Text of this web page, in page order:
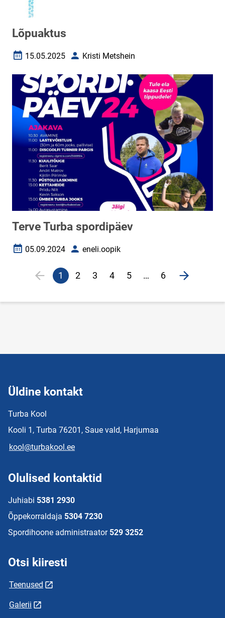
Lõpuaktus
Loomise kuupäev
15.05.2025 AutorKristi Metshein
Terve Turba spordipäev
Loomise kuupäev
05.09.2024 Autoreneli.oopik
Lehekülgjaotus
Eelmine lehekülg
Praegune
1 Veebileht
2 Veebileht
3 Veebileht
4 Veebileht
5 … page
6 Järgmine
Üldine kontakt
Turba Kool
Kooli 1, Turba 76201, Saue vald, Harjumaa
kool@turbakool.ee
Olulised kontaktid
Juhiabi 5381 2930
Õppekorraldaja 5304 7230
Spordihoone administraator 529 3252
Otsi kiiresti
Teenused
Galerii